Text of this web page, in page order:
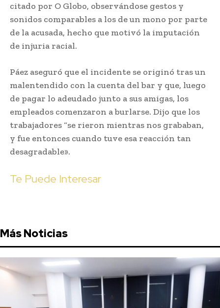
citado por O Globo, observándose gestos y
sonidos comparables a los de un mono por parte
de la acusada, hecho que motivó la imputación
de injuria racial.
Páez aseguró que el incidente se originó tras un
malentendido con la cuenta del bar y que, luego
de pagar lo adeudado junto a sus amigas, los
empleados comenzaron a burlarse. Dijo que los
trabajadores “se rieron mientras nos grababan,
y fue entonces cuando tuve esa reacción tan
desagradable».
Te Puede Interesar
Más Noticias